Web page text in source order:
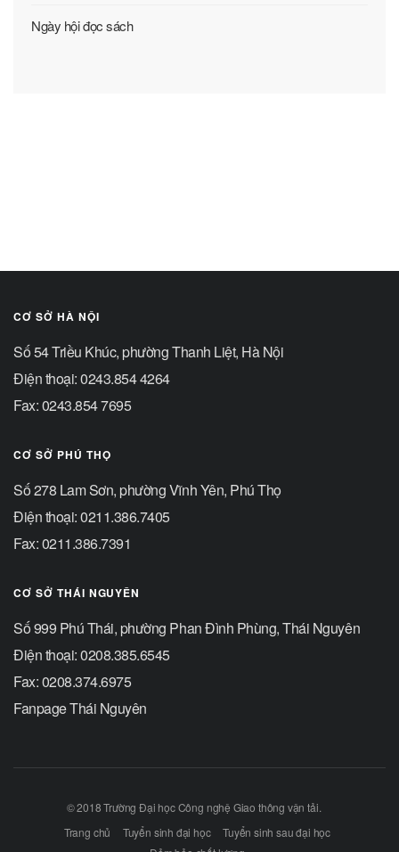
Ngày hội đọc sách
CƠ SỞ HÀ NỘI
Số 54 Triều Khúc, phường Thanh Liệt, Hà Nội
Điện thoại: 0243.854 4264
Fax: 0243.854 7695
CƠ SỞ PHÚ THỌ
Số 278 Lam Sơn, phường Vĩnh Yên, Phú Thọ
Điện thoại: 0211.386.7405
Fax: 0211.386.7391
CƠ SỞ THÁI NGUYÊN
Số 999 Phú Thái, phường Phan Đình Phùng, Thái Nguyên
Điện thoại: 0208.385.6545
Fax: 0208.374.6975
Fanpage Thái Nguyên
© 2018 Trường Đại học Công nghệ Giao thông vận tải.
Trang chủ
Tuyển sinh đại học
Tuyển sinh sau đại học